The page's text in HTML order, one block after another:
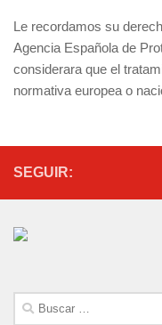
Le recordamos su
Agencia Española de
considerara que el
normativa europea o
SEGUIR:
Buscar: